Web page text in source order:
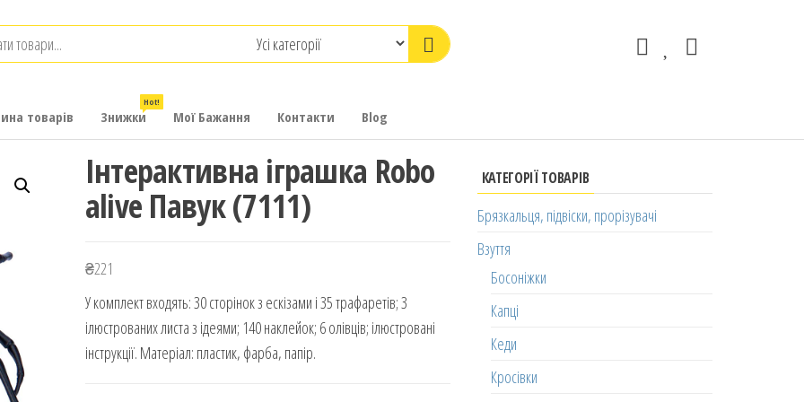
товарів Знижки
Hot!
Мої Бажання Контакти Blog
Інтерактивна іграшка Robo
alive Павук (7111)
₴221
У комплект входять: 30 сторінок з ескізами і 35 трафаретів; 3
ілюстрованих листа з ідеями; 140 наклейок; 6 олівців; ілюстровані
інструкції. Матеріал: пластик, фарба, папір.
КАТЕГОРІЇ ТОВАРІВ
Брязкальця, підвіски, прорізувачі
Взуття
Босоніжки
Капці
Кеди
Кросівки